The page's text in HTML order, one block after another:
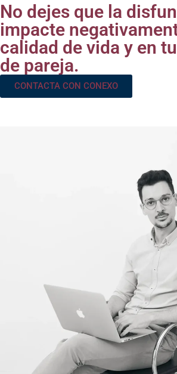
No dejes que la
impacte
calidad de vida y en
de pareja.
CONTACTA CON CONEXO